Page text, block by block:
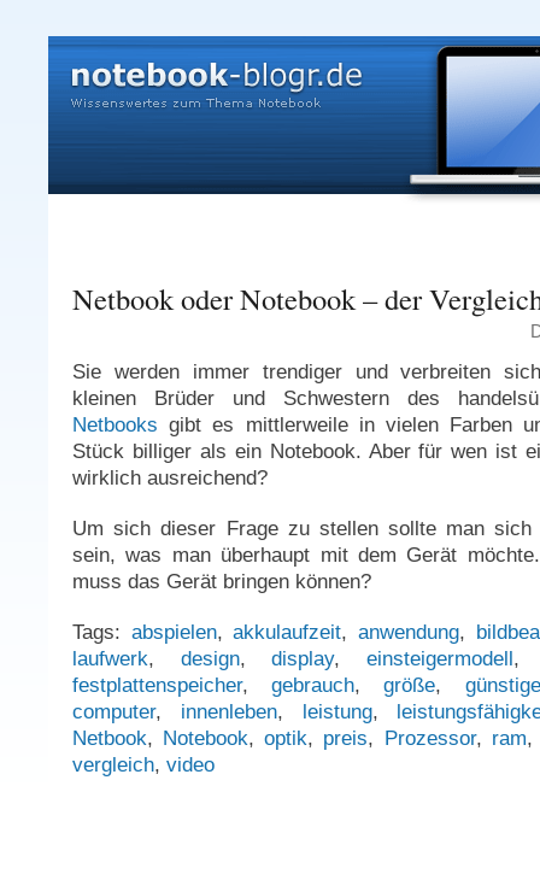
Netbook oder Notebook – der
Sie werden immer trendiger und verbreiten
kleinen Brüder und Schwestern des
Netbooks gibt es mittlerweile in vielen Farben
Stück billiger als ein Notebook. Aber für wen ist
wirklich ausreichend?
Um sich dieser Frage zu stellen sollte man sich
sein, was man überhaupt mit dem Gerät
muss das Gerät bringen können?
Tags: abspielen,akkulaufzeit,anwendung,
laufwerk, design,display, einsteigermodell
festplattenspeicher,gebrauch,größe,
computer, innenleben, leistung,
Netbook, Notebook,optik, preis, Prozessor, ram
vergleich, video